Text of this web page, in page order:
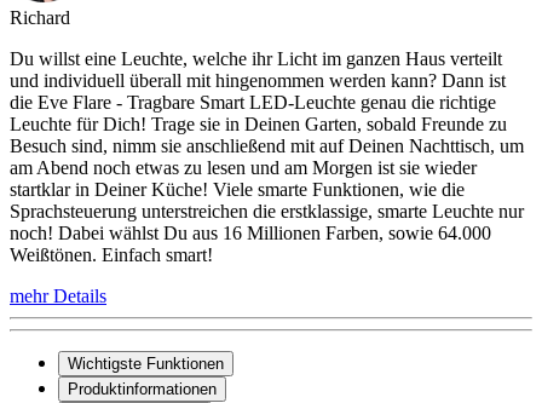
Richard
Du willst eine Leuchte, welche ihr Licht im ganzen Haus verteilt
und individuell überall mit hingenommen werden kann? Dann ist
die Eve Flare - Tragbare Smart LED-Leuchte genau die richtige
Leuchte für Dich! Trage sie in Deinen Garten, sobald Freunde zu
Besuch sind, nimm sie anschließend mit auf Deinen Nachttisch, um
am Abend noch etwas zu lesen und am Morgen ist sie wieder
startklar in Deiner Küche! Viele smarte Funktionen, wie die
Sprachsteuerung unterstreichen die erstklassige, smarte Leuchte nur
noch! Dabei wählst Du aus 16 Millionen Farben, sowie 64.000
Weißtönen. Einfach smart!
mehr Details
Wichtigste Funktionen
Produktinformationen